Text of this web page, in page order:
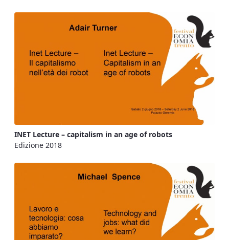
INET Lecture – capitalism in an age of robots
Edizione 2018